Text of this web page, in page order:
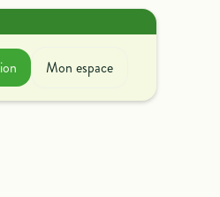
Mon espace